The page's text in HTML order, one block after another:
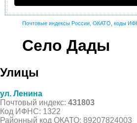
Почтовые индексы России, ОКАТО, коды
Село Дады
Улицы
ул. Ленина
Почтовый индекс: 431803
Код ИФНС: 1322
Районный код ОКАТО: 89207824003